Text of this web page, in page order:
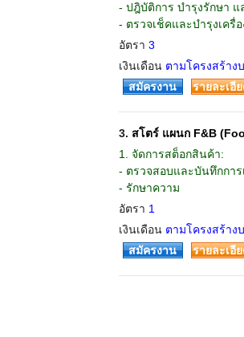
- ปฎิบัติการ บำรุงรักษา แ
- ตรวจเช็คและบำรุงเครื่
อัตรา 3
เงินเดือน ตามโครงสร้าง
สมัครงาน รายละเอี
3. สโตร์ แผนก F&B
1. จัดการสต็อกสินค้า:
- ตรวจสอบและบันทึกกา
- รักษาความ
อัตรา 1
เงินเดือน ตามโครงสร้าง
สมัครงาน รายละเอี